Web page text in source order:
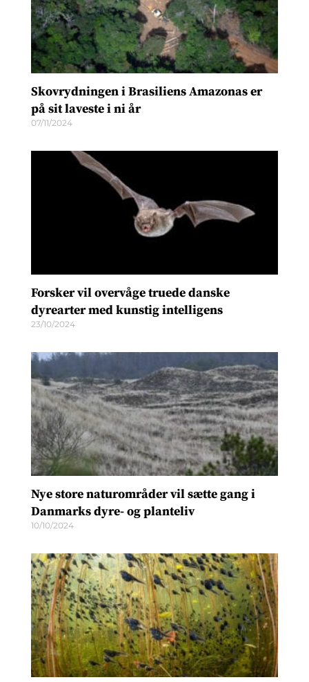
Skovrydningen i Brasiliens Amazonas er
på sit laveste i ni år
07/11/2024
Forsker vil overvåge truede danske
dyrearter med kunstig intelligens
23/10/2024
Nye store naturområder vil sætte gang i
Danmarks dyre- og planteliv
10/10/2024